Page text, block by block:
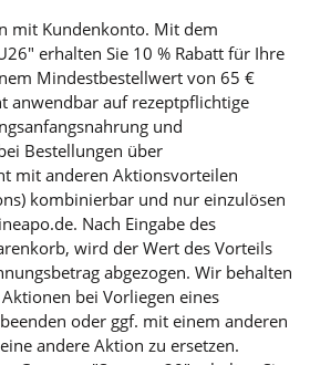
mit Kundenkonto. Mit dem
erhalten Sie 10 % Rabatt für Ihre
Mindestbestellwert von 65 €
anwendbar auf rezeptpflichtige
und
Bestellungen über
mit anderen Aktionsvorteilen
kombinierbar und nur einzulösen
Nach Eingabe des
wird der Wert des Vorteils
abgezogen. Wir behalten
bei Vorliegen eines
oder ggf. mit einem anderen
andere Aktion zu ersetzen.